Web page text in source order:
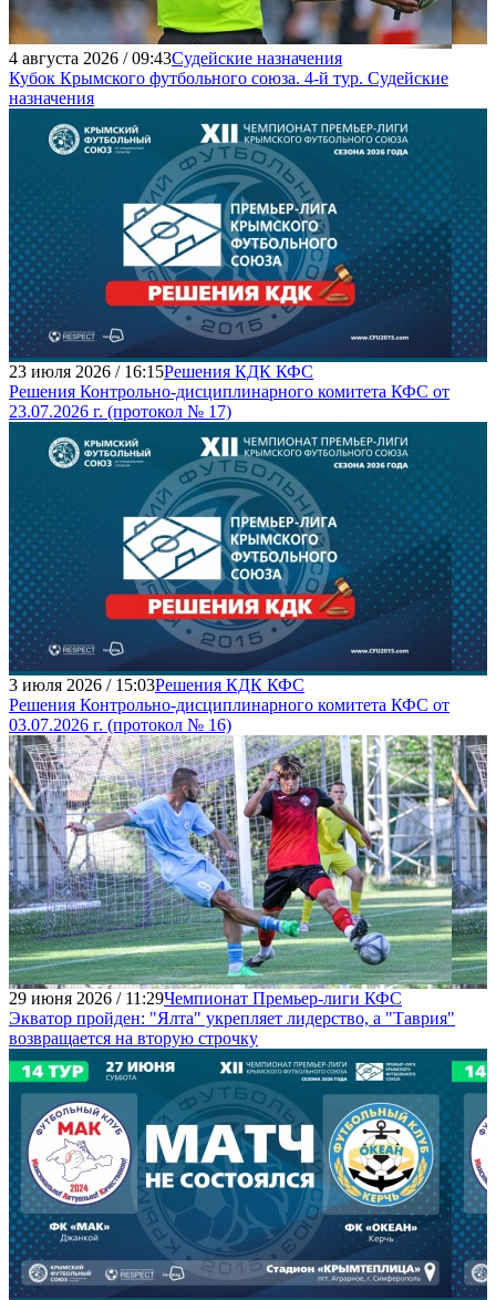
4 августа 2026 / 09:43Судейские назначения
Кубок Крымского футбольного союза. 4-й тур. Судейские
назначения
23 июля 2026 / 16:15Решения КДК КФС
Решения Контрольно-дисциплинарного комитета КФС от
23.07.2026 г. (протокол № 17)
3 июля 2026 / 15:03Решения КДК КФС
Решения Контрольно-дисциплинарного комитета КФС от
03.07.2026 г. (протокол № 16)
29 июня 2026 / 11:29Чемпионат Премьер-лиги КФС
Экватор пройден: "Ялта" укрепляет лидерство, а "Таврия"
возвращается на вторую строчку